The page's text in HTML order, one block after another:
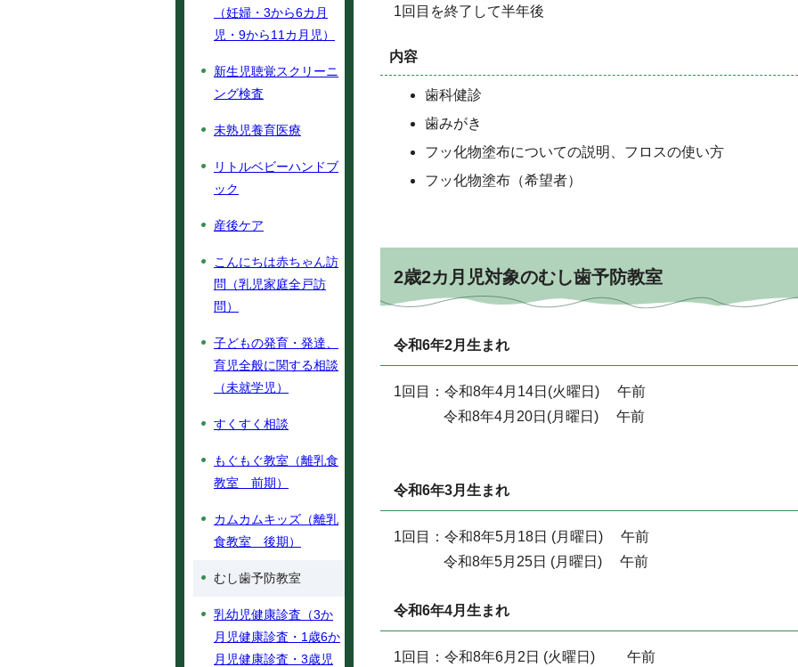
1回目を終了して半年後
内容
歯科健診
歯みがき
フッ化物塗布についての説明、フロスの使い方
フッ化物塗布（希望者）
2歳2カ月児対象のむし歯予防教室
令和6年2月生まれ
1回目：令和8年4月14日(火曜日) 午前
令和8年4月20日(
令和6年3月生まれ
1回目：令和8年5月18日 (月曜日) 午前
令和8年5月25日 (月曜日) 午前
令和6年4月生まれ
1回目：令和8年6月2日 (火曜日) 午前
（妊婦・3から6カ月
児・9から11カ月児）
新生児聴覚スクリーニ
ング検査
未熟児養育医療
リトルベビーハンドブ
ック
産後ケア
こんにちは赤ちゃん訪
問（乳児家庭全戸訪
問）
子どもの発育・発達、
育児全般に関する相談
（未就学児）
すくすく相談
もぐもぐ教室（離乳食
教室 前期）
カムカムキッズ（離乳
食教室 後期）
むし歯予防教室
乳幼児健康診査（3か
月児健康診査・1歳6か
月児健康診査・3歳児